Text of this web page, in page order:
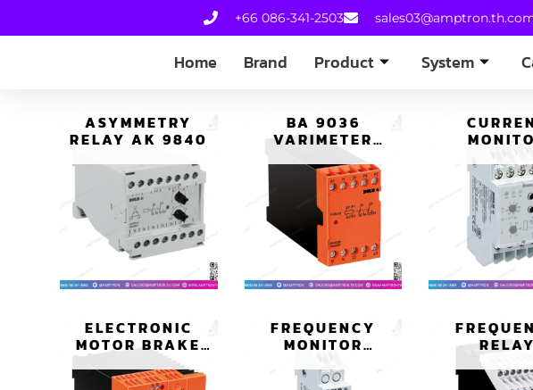
+66 086-341-2503
Home Brand Product System
ASYMMETRY
RELAY AK 9840
BA 9036
VARIMETER
VOLTAGE RELAY
RESIDUAL
5882
ELECTRONIC
MOTOR BRAKE
RELAY BI 9023
FREQUENCY
MONITOR
MAINS MH 9143 9837/